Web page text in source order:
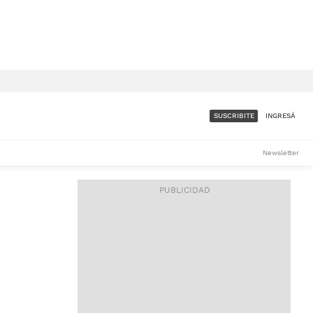
ACCESO FULL - $1.800/MES
SUSCRIBITE INGRESÁ
Newsletter